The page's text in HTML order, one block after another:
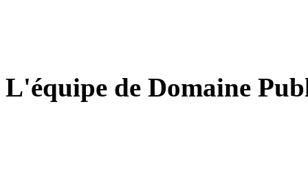
L'équipe de Domaine